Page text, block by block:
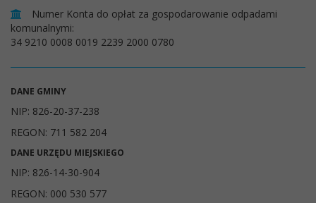
Numer Konta do opłat za gospodarowanie odpadami
komunalnymi:
34 9210 0008 0019 2239 2000 0780
DANE GMINY
NIP: 826-20-37-238
REGON: 711 582 204
DANE URZĘDU MIEJSKIEGO
NIP: 826-14-30-904
REGON: 000 530 577